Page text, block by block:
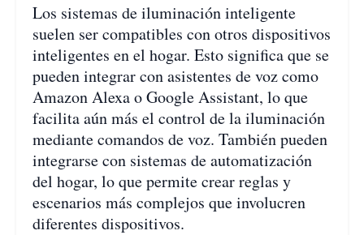
Los sistemas de iluminación inteligente
suelen ser compatibles con otros dispositivos
inteligentes en el hogar. Esto significa que se
pueden integrar con asistentes de voz como
Amazon Alexa o Google Assistant, lo que
facilita aún más el control de la iluminación
mediante comandos de voz. También pueden
integrarse con sistemas de automatización
del hogar, lo que permite crear reglas y
escenarios más complejos que involucren
diferentes dispositivos.